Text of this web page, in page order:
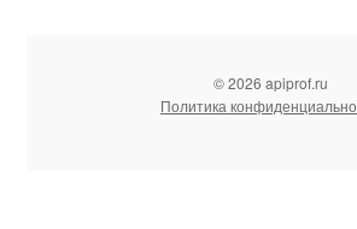
© 2026 apiprof.ru
Политика